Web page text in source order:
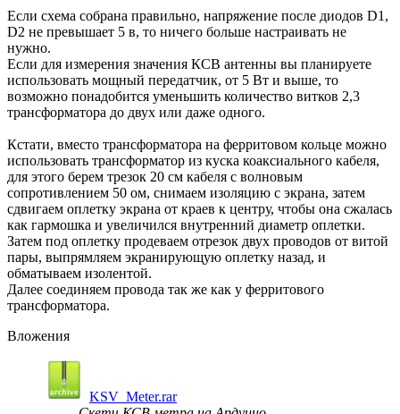
Если схема собрана правильно, напряжение после диодов D1,
D2 не превышает 5 в, то ничего больше настраивать не
нужно.
Если для измерения значения КСВ антенны вы планируете
использовать мощный передатчик, от 5 Вт и выше, то
возможно понадобится уменьшить количество витков 2,3
трансформатора до двух или даже одного.
Кстати, вместо трансформатора на ферритовом кольце можно
использовать трансформатор из куска коаксиального кабеля,
для этого берем трезок 20 см кабеля с волновым
сопротивлением 50 ом, снимаем изоляцию с экрана, затем
сдвигаем оплетку экрана от краев к центру, чтобы она сжалась
как гармошка и увеличился внутренний диаметр оплетки.
Затем под оплетку продеваем отрезок двух проводов от витой
пары, выпрямляем экранирующую оплетку назад, и
обматываем изолентой.
Далее соединяем провода так же как у ферритового
трансформатора.
Вложения
KSV_Meter.rar